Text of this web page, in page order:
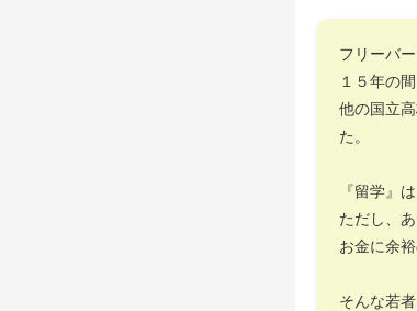
フリーバ
１５年の
他の国立
た。
『留学』
ただし、
お金に余
そんな若